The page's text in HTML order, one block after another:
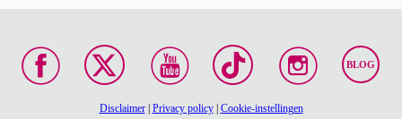
BLOG
Disclaimer| Privacy policy| Cookie-instellingen